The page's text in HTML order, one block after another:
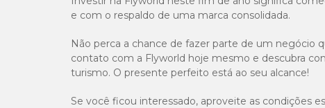
e com o respaldo de uma marca consolidada.
Não perca a chance de fazer parte de um negócio
contato com a Flyworld hoje mesmo e descubra
turismo. O presente perfeito está ao seu alcance!
Se você ficou interessado, aproveite as condições